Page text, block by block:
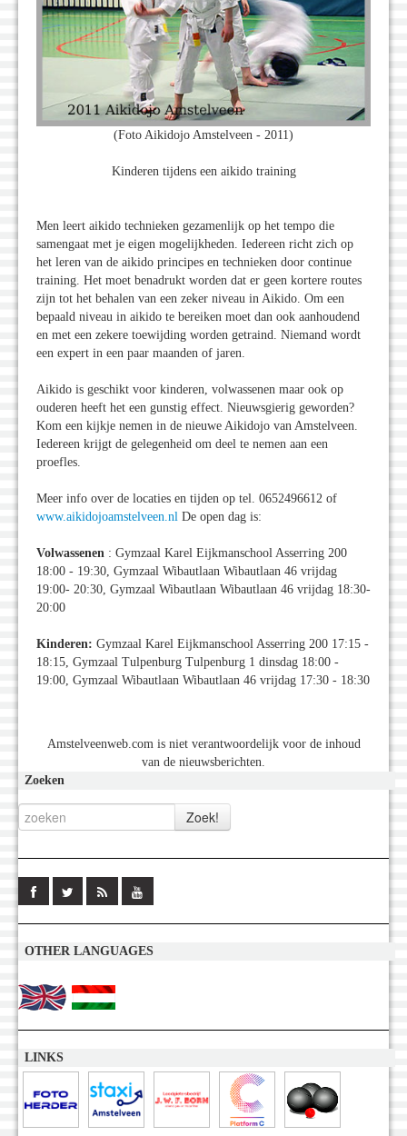
(Foto Aikidojo Amstelveen - 2011)
Kinderen tijdens een aikido training
Men leert aikido technieken gezamenlijk op het tempo die
samengaat met je eigen mogelijkheden. Iedereen richt zich op
het leren van de aikido principes en technieken door continue
training. Het moet benadrukt worden dat er geen kortere routes
zijn tot het behalen van een zeker niveau in Aikido. Om een
bepaald niveau in aikido te bereiken moet dan ook aanhoudend
en met een zekere toewijding worden getraind. Niemand wordt
een expert in een paar maanden of jaren.
Aikido is geschikt voor kinderen, volwassenen maar ook op
ouderen heeft het een gunstig effect. Nieuwsgierig geworden?
Kom een kijkje nemen in de nieuwe Aikidojo van Amstelveen.
Iedereen krijgt de gelegenheid om deel te nemen aan een
proefles.
Meer info over de locaties en tijden op tel. 0652496612 of
www.aikidojoamstelveen.nl De open dag is:
Volwassenen : Gymzaal Karel Eijkmanschool Asserring 200
18:00 - 19:30, Gymzaal Wibautlaan Wibautlaan 46 vrijdag
19:00- 20:30, Gymzaal Wibautlaan Wibautlaan 46 vrijdag 18:30-
20:00
Kinderen: Gymzaal Karel Eijkmanschool Asserring 200 17:15 -
18:15, Gymzaal Tulpenburg Tulpenburg 1 dinsdag 18:00 -
19:00, Gymzaal Wibautlaan Wibautlaan 46 vrijdag 17:30 - 18:30
Amstelveenweb.com is niet verantwoordelijk voor de inhoud
van de nieuwsberichten.
Zoeken
OTHER LANGUAGES
LINKS